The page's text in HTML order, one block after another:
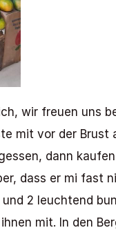
wir freuen uns
mit vor der
dann
dass er mi fast
2 leuchtend
mit. In den